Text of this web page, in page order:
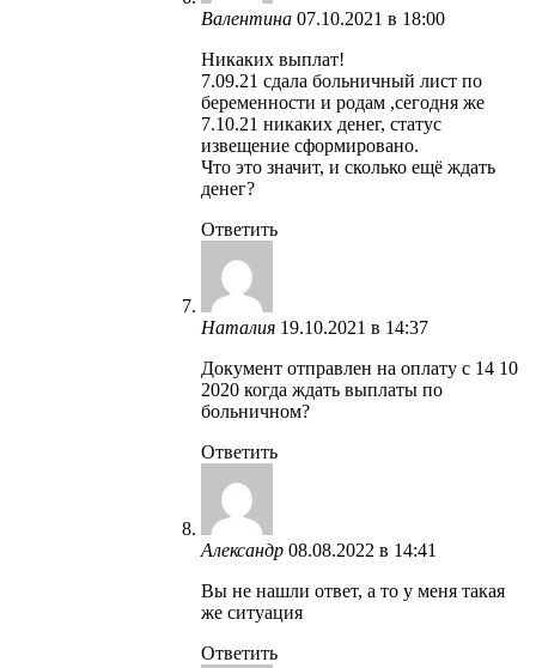
Валентина 07.10.2021 в 18:00
Никаких выплат!
7.09.21 сдала больничный лист по
беременности и родам ,сегодня же
7.10.21 никаких денег, статус
извещение сформировано.
Что это значит, и сколько ещё ждать
денег?
Ответить
Наталия 19.10.2021 в 14:37
Документ отправлен на оплату с 14 10
2020 когда ждать выплаты по
больничном?
Ответить
Александр 08.08.2022 в 14:41
Вы не нашли ответ, а то у меня такая
же ситуация
Ответить